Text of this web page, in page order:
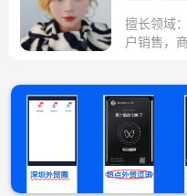
擅长领域
户销售，